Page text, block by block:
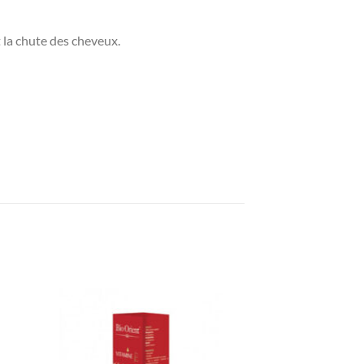
chute des cheveux.